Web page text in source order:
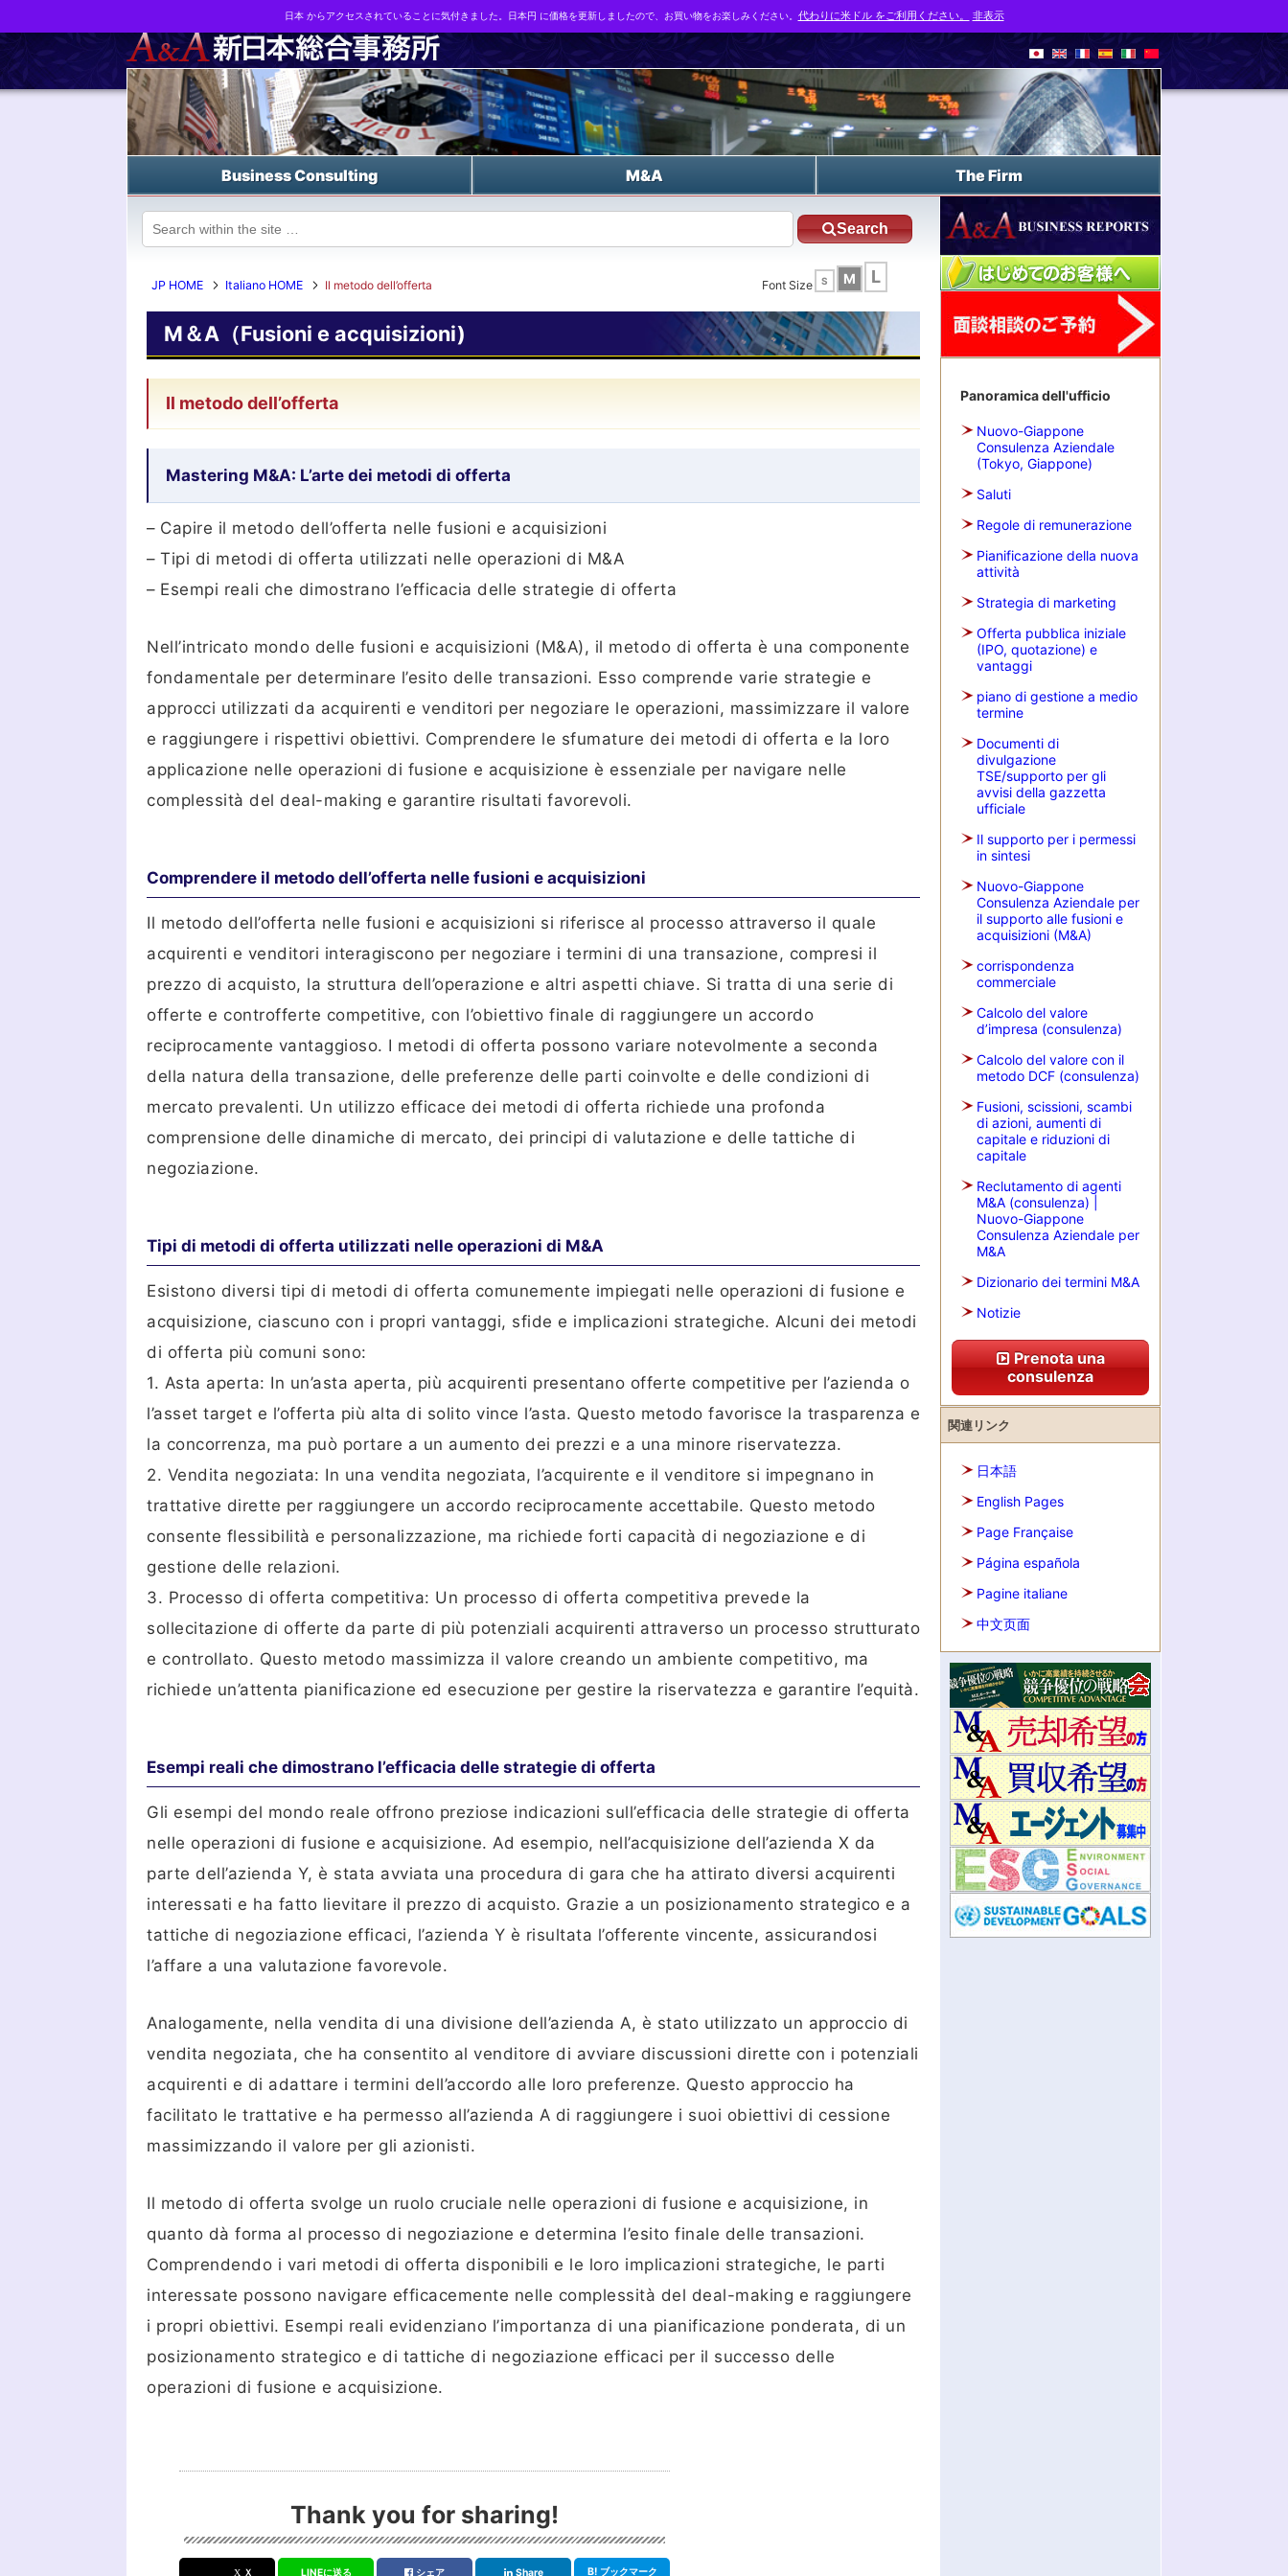
Business strategy reports, business matching and M&A in Japan
Business Consulting M&A The Firm
Search
JP HOME Italiano HOME Il metodo dell’offerta Font Size S M L
M＆A（Fusioni e acquisizioni)
Il metodo dell’offerta
Mastering M&A: L’arte dei metodi di offerta
– Capire il metodo dell’offerta nelle fusioni e acquisizioni
– Tipi di metodi di offerta utilizzati nelle operazioni di M&A
– Esempi reali che dimostrano l’efficacia delle strategie di offerta
Nell’intricato mondo delle fusioni e acquisizioni (M&A), il metodo di offerta è una componente
fondamentale per determinare l’esito delle transazioni. Esso comprende varie strategie e
approcci utilizzati da acquirenti e venditori per negoziare le operazioni, massimizzare il valore
e raggiungere i rispettivi obiettivi. Comprendere le sfumature dei metodi di offerta e la loro
applicazione nelle operazioni di fusione e acquisizione è essenziale per navigare nelle
complessità del deal-making e garantire risultati favorevoli.
Comprendere il metodo dell’offerta nelle fusioni e acquisizioni
Il metodo dell’offerta nelle fusioni e acquisizioni si riferisce al processo attraverso il quale
acquirenti e venditori interagiscono per negoziare i termini di una transazione, compresi il
prezzo di acquisto, la struttura dell’operazione e altri aspetti chiave. Si tratta di una serie di
offerte e controfferte competitive, con l’obiettivo finale di raggiungere un accordo
reciprocamente vantaggioso. I metodi di offerta possono variare notevolmente a seconda
della natura della transazione, delle preferenze delle parti coinvolte e delle condizioni di
mercato prevalenti. Un utilizzo efficace dei metodi di offerta richiede una profonda
comprensione delle dinamiche di mercato, dei principi di valutazione e delle tattiche di
negoziazione.
Tipi di metodi di offerta utilizzati nelle operazioni di M&A
Esistono diversi tipi di metodi di offerta comunemente impiegati nelle operazioni di fusione e
acquisizione, ciascuno con i propri vantaggi, sfide e implicazioni strategiche. Alcuni dei metodi
di offerta più comuni sono:
1. Asta aperta: In un’asta aperta, più acquirenti presentano offerte competitive per l’azienda o
l’asset target e l’offerta più alta di solito vince l’asta. Questo metodo favorisce la trasparenza e
la concorrenza, ma può portare a un aumento dei prezzi e a una minore riservatezza.
2. Vendita negoziata: In una vendita negoziata, l’acquirente e il venditore si impegnano in
trattative dirette per raggiungere un accordo reciprocamente accettabile. Questo metodo
consente flessibilità e personalizzazione, ma richiede forti capacità di negoziazione e di
gestione delle relazioni.
3. Processo di offerta competitiva: Un processo di offerta competitiva prevede la
sollecitazione di offerte da parte di più potenziali acquirenti attraverso un processo strutturato
e controllato. Questo metodo massimizza il valore creando un ambiente competitivo, ma
richiede un’attenta pianificazione ed esecuzione per gestire la riservatezza e garantire l’equità.
Esempi reali che dimostrano l’efficacia delle strategie di offerta
Gli esempi del mondo reale offrono preziose indicazioni sull’efficacia delle strategie di offerta
nelle operazioni di fusione e acquisizione. Ad esempio, nell’acquisizione dell’azienda X da
parte dell’azienda Y, è stata avviata una procedura di gara che ha attirato diversi acquirenti
interessati e ha fatto lievitare il prezzo di acquisto. Grazie a un posizionamento strategico e a
tattiche di negoziazione efficaci, l’azienda Y è risultata l’offerente vincente, assicurandosi
l’affare a una valutazione favorevole.
Analogamente, nella vendita di una divisione dell’azienda A, è stato utilizzato un approccio di
vendita negoziata, che ha consentito al venditore di avviare discussioni dirette con i potenziali
acquirenti e di adattare i termini dell’accordo alle loro preferenze. Questo approccio ha
facilitato le trattative e ha permesso all’azienda A di raggiungere i suoi obiettivi di cessione
massimizzando il valore per gli azionisti.
Il metodo di offerta svolge un ruolo cruciale nelle operazioni di fusione e acquisizione, in
quanto dà forma al processo di negoziazione e determina l’esito finale delle transazioni.
Comprendendo i vari metodi di offerta disponibili e le loro implicazioni strategiche, le parti
interessate possono navigare efficacemente nelle complessità del deal-making e raggiungere
i propri obiettivi. Esempi reali evidenziano l’importanza di una pianificazione ponderata, di un
posizionamento strategico e di tattiche di negoziazione efficaci per il successo delle
operazioni di fusione e acquisizione.
Panoramica dell'ufficio
Nuovo-Giappone
Consulenza Aziendale
(Tokyo, Giappone)
Saluti
Regole di remunerazione
Pianificazione della nuova
attività
Strategia di marketing
Offerta pubblica iniziale
(IPO, quotazione) e
vantaggi
piano di gestione a medio
termine
Documenti di
divulgazione
TSE/supporto per gli
avvisi della gazzetta
ufficiale
Il supporto per i permessi
in sintesi
Nuovo-Giappone
Consulenza Aziendale per
il supporto alle fusioni e
acquisizioni (M&A)
corrispondenza
commerciale
Calcolo del valore
d’impresa (consulenza)
Calcolo del valore con il
metodo DCF (consulenza)
Fusioni, scissioni, scambi
di azioni, aumenti di
capitale e riduzioni di
capitale
Reclutamento di agenti
M&A (consulenza) |
Nuovo-Giappone
Consulenza Aziendale per
M&A
Dizionario dei termini M&A
Notizie
Prenota una
consulenza
関連リンク
日本語
English Pages
Page Française
Página española
Pagine italiane
中文页面
Thank you for sharing!
Ｘ LINEに送る シェア Share B! ブックマーク
日本 からアクセスされていることに気付きました。日本円 に価格を更新しましたので、お買い物をお楽しみください。 代わりに米ドル をご利用ください。 非表示